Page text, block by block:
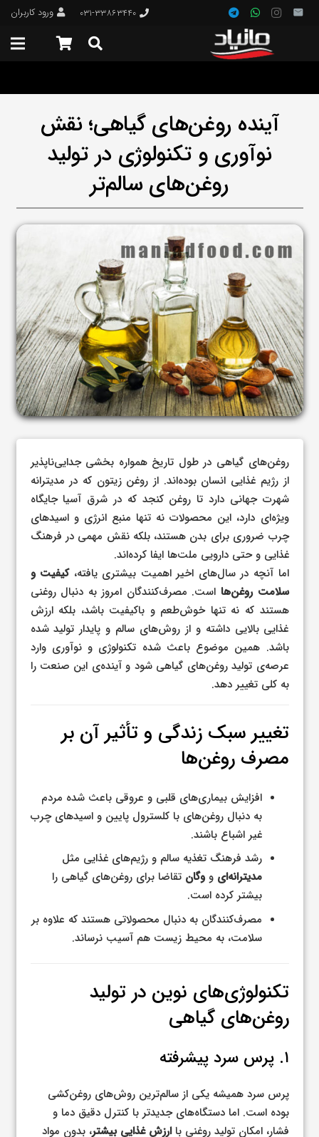
۰۳۱-۳۳۸۶۳۴۴۰ ورود کاربران
آینده روغن‌های گیاهی؛ نقش
نوآوری و تکنولوژی در تولید
روغن‌های سالم‌تر
روغن‌های گیاهی در طول تاریخ همواره بخشی جدایی‌ناپذیر
از رژیم غذایی انسان بوده‌اند. از روغن زیتون که در مدیترانه
شهرت جهانی دارد تا روغن کنجد که در شرق آسیا جایگاه
ویژه‌ای دارد، این محصولات نه تنها منبع انرژی و اسیدهای
چرب ضروری برای بدن هستند، بلکه نقش مهمی در فرهنگ
غذایی و حتی دارویی ملت‌ها ایفا کرده‌اند.
اما آنچه در سال‌های اخیر اهمیت بیشتری یافته،کیفیت و
سلامت روغن‌ها است. مصرف‌کنندگان امروز به دنبال روغنی
هستند که نه تنها خوش‌طعم و باکیفیت باشد، بلکه ارزش
غذایی بالایی داشته و از روش‌های سالم و پایدار تولید شده
باشد. همین موضوع باعث شده تکنولوژی و نوآوری وارد
عرصه‌ی تولید روغن‌های گیاهی شود و آینده‌ی این صنعت را
به کلی تغییر دهد.
تغییر سبک زندگی و تأثیر آن بر
مصرف روغن‌ها
افزایش بیماری‌های قلبی و عروقی باعث شده مردم
به دنبال روغن‌های با کلسترول پایین و اسیدهای چرب
غیر اشباع باشند.
رشد فرهنگ تغذیه سالم و رژیم‌های غذایی مثل
مدیترانه‌ای و وگان تقاضا برای روغن‌های گیاهی را
بیشتر کرده است.
مصرف‌کنندگان به دنبال محصولاتی هستند که علاوه بر
سلامت، به محیط زیست هم آسیب نرساند.
تکنولوژی‌های نوین در تولید
روغن‌های گیاهی
۱. پرس سرد پیشرفته
پرس سرد همیشه یکی از سالم‌ترین روش‌های روغن‌کشی
بوده است. اما دستگاه‌های جدیدتر با کنترل دقیق دما و
فشار، امکان تولید روغنی باارزش غذایی بیشتر، بدون مواد